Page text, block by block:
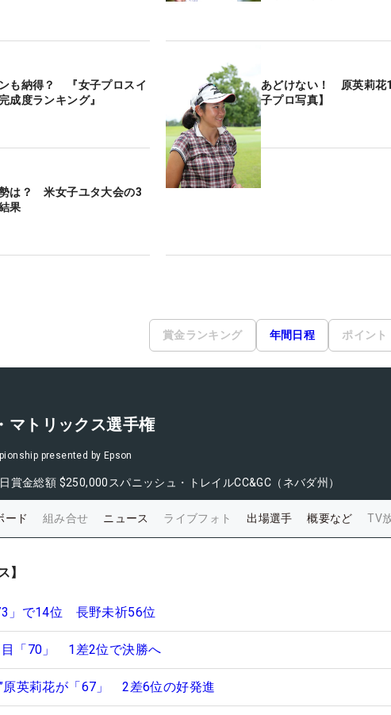
も納得？ 『女子プロスイ
成度ランキング』
あどけない！ 原英莉花
子プロ写真】
は？ 米女子ユタ大会の3
果
賞金ランキング 年間日程 ポイント
マトリックス選手権
presented by Epson
賞金総額 $250,000 スパニッシュ・トレイルCC&GC（ネバダ州）
ード 組み合せ ニュース ライブフォト 出場選手 概要など TV
】
」で14位 長野未祈56位
目「70」 1差2位で決勝へ
原英莉花が「67」 2差6位の好発進